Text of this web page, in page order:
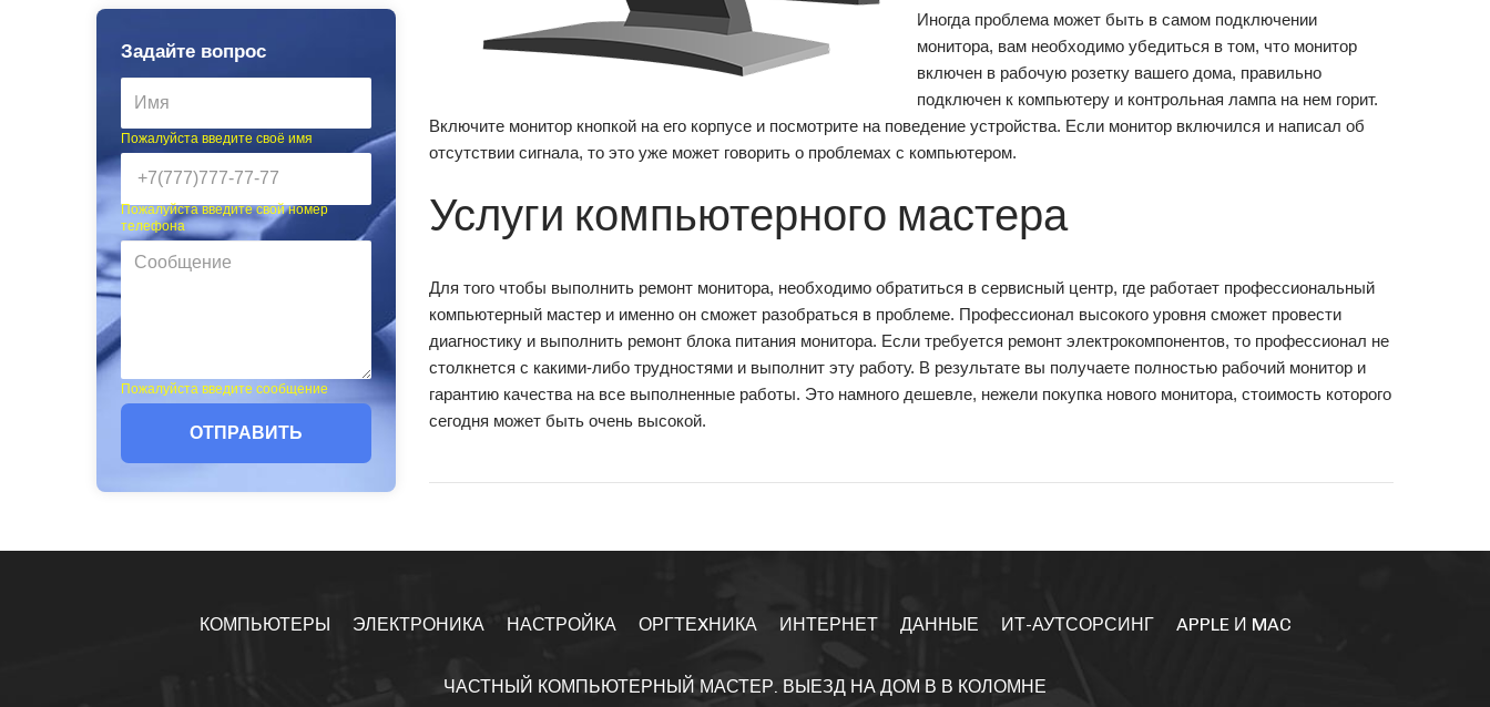
Задайте вопрос
Пожалуйста введите своё имя
Пожалуйста введите свой номер
телефона
Пожалуйста введите сообщение
ОТПРАВИТЬ
Иногда проблема может быть в самом подключении
монитора, вам необходимо убедиться в том, что монитор
включен в рабочую розетку вашего дома, правильно
подключен к компьютеру и контрольная лампа на нем горит.
Включите монитор кнопкой на его корпусе и посмотрите на поведение устройства. Если монитор включился и написал об
отсутствии сигнала, то это уже может говорить о проблемах с компьютером.
Услуги компьютерного мастера
Для того чтобы выполнить ремонт монитора, необходимо обратиться в сервисный центр, где работает профессиональный
компьютерный мастер и именно он сможет разобраться в проблеме. Профессионал высокого уровня сможет провести
диагностику и выполнить ремонт блока питания монитора. Если требуется ремонт электрокомпонентов, то профессионал не
столкнется с какими-либо трудностями и выполнит эту работу. В результате вы получаете полностью рабочий монитор и
гарантию качества на все выполненные работы. Это намного дешевле, нежели покупка нового монитора, стоимость которого
сегодня может быть очень высокой.
КОМПЬЮТЕРЫ ЭЛЕКТРОНИКА НАСТРОЙКА ОРГТЕXНИКА ИНТЕРНЕТ ДАННЫЕ ИТ-АУТСОРСИНГ APPLE И MAC
ЧАСТНЫЙ КОМПЬЮТЕРНЫЙ МАСТЕР. ВЫЕЗД НА ДОМ В В КОЛОМНЕ